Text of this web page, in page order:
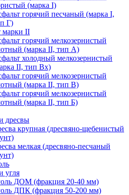
(марка I)
горячий песчаный (марка I,
Г)
марки II
горячий мелкозернистый
(марка II, тип А)
холодный мелкозернистый
II, тип Вх)
горячий мелкозернистый
(марка II, тип В)
горячий мелкозернистый
(марка II, тип Б)
дресвы
крупная (дресвяно-щебенистый
мелкая (дресвяно-песчаный
угля
ДОМ (фракция 20-40 мм)
ДПК (фракция 50-200 мм)